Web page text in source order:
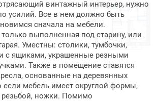
винтажный интерьер, нужно
усилий. Все в нем должно быть
сначала на мебели.
выполненная под старину, или
Уместны: столики, тумбочки,
с ящиками, украшенные резными
Также в помещение ставятся
основанные на деревянных
если мебель имеет округлой формы,
ножки. Помимо